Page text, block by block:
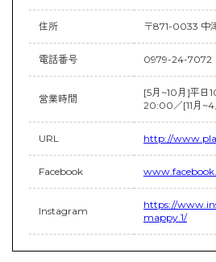
住所 〒871-0033 中
電話番号 0979-24-7072
営業時間
[5月~10月]平
20:00／[11月
URL http://
Facebook
Instagram
https://
mappy.1/